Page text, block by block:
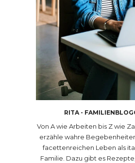
RITA -
Von A wie Arbeiten bis Z wie
erzähle wahre
facettenreichen Leben als
Familie. Dazu gibt es